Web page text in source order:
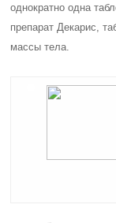
однократно одна
препарат Декарис,
массы тела.